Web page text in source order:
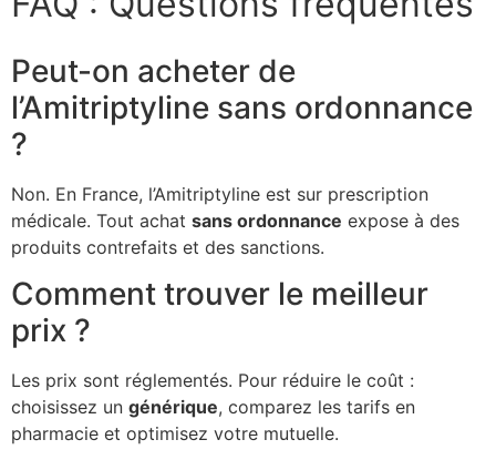
Peut-on acheter de
l’Amitriptyline sans ordonnance
?
Non. En France, l’Amitriptyline est sur prescription
médicale. Tout achat sans ordonnance expose à des
produits contrefaits et des sanctions.
Comment trouver le meilleur
prix ?
Les prix sont réglementés. Pour réduire le coût :
choisissez un générique, comparez les tarifs en
pharmacie et optimisez votre mutuelle.